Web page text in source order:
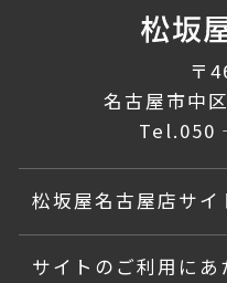
〒
名古屋市中
Tel.
松坂屋名古屋店サイ
サイトのご利用にあ